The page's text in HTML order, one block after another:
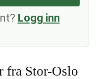
Logg inn
fra Stor-Oslo